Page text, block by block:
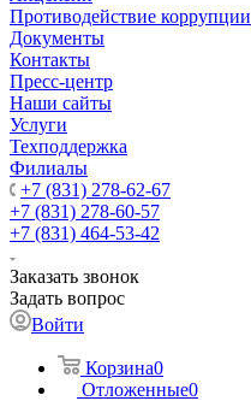
Противодействие коррупции
Документы
Контакты
Пресс-центр
Наши сайты
Услуги
Техподдержка
Филиалы
+7 (831) 278-62-67
+7 (831) 278-60-57
+7 (831) 464-53-42
Заказать звонок
Задать вопрос
Войти
Корзина0
Отложенные0